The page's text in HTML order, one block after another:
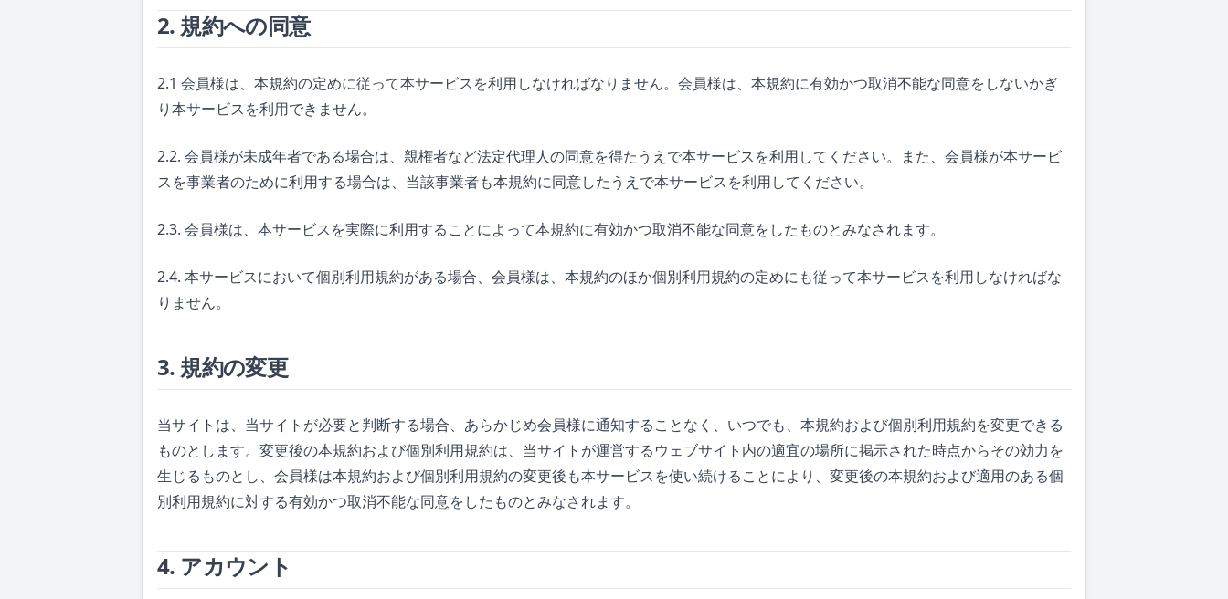
2. 規約への同意
2.1 会員様は、本規約の定めに従って本サービスを利用しなければなりません。会員様は、本規約に有効かつ取消不能な同意をしないかぎ
り本サービスを利用できません。
2.2. 会員様が未成年者である場合は、親権者など法定代理人の同意を得たうえで本サービスを利用してください。また、会員様が本サービ
スを事業者のために利用する場合は、当該事業者も本規約に同意したうえで本サービスを利用してください。
2.3. 会員様は、本サービスを実際に利用することによって本規約に有効かつ取消不能な同意をしたものとみなされます。
2.4. 本サービスにおいて個別利用規約がある場合、会員様は、本規約のほか個別利用規約の定めにも従って本サービスを利用しなければな
りません。
3. 規約の変更
当サイトは、当サイトが必要と判断する場合、あらかじめ会員様に通知することなく、いつでも、本規約および個別利用規約を変更できる
ものとします。変更後の本規約および個別利用規約は、当サイトが運営するウェブサイト内の適宜の場所に掲示された時点からその効力を
生じるものとし、会員様は本規約および個別利用規約の変更後も本サービスを使い続けることにより、変更後の本規約および適用のある個
別利用規約に対する有効かつ取消不能な同意をしたものとみなされます。
4. アカウント